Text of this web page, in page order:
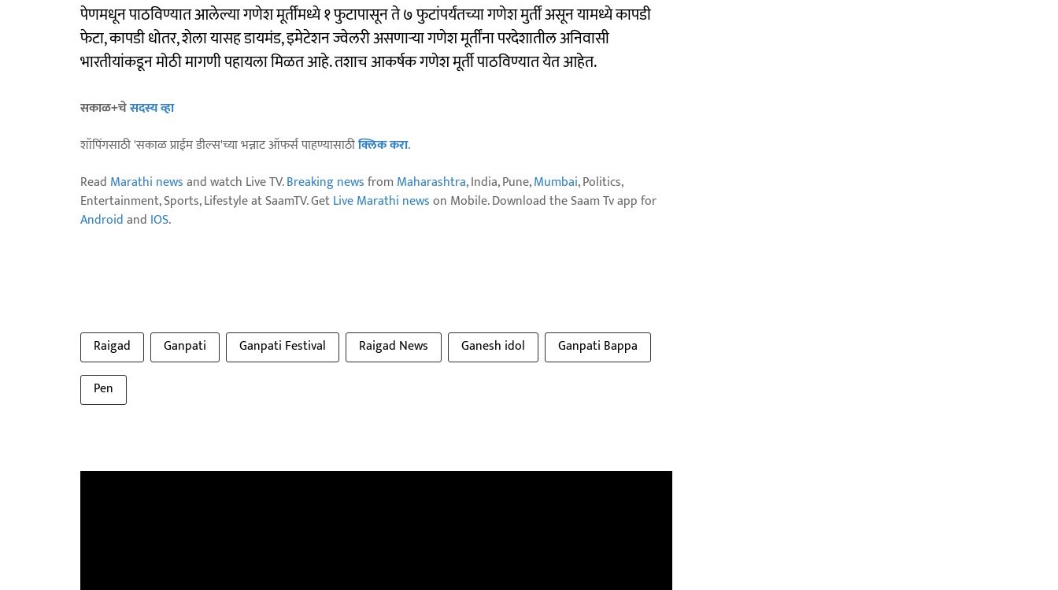
पेणमधून पाठविण्यात आलेल्या गणेश मूर्तींमध्ये १ फुटापासून ते ७ फुटांपर्यंतच्या गणेश मुर्तीं असून यामध्ये कापडी
फेटा, कापडी धोतर, शेला यासह डायमंड, इमेटेशन ज्वेलरी असणाऱ्या गणेश मूर्तींना परदेशातील अनिवासी
भारतीयांकडून मोठी मागणी पहायला मिळत आहे. तशाच आकर्षक गणेश मूर्ती पाठविण्यात येत आहेत.
सकाळ+चेसदस्य व्हा
शॉपिंगसाठी 'सकाळ प्राईम डील्स'च्या भन्नाट ऑफर्स पाहण्यासाठीक्लिक करा.
Read Marathi newsand watch Live TV.Breaking newsfrom Maharashtra, India, Pune,Mumbai, Politics,
Entertainment, Sports, Lifestyle at SaamTV. GetLive Marathi newson Mobile. Download the Saam Tv app for
Androidand IOS.
Raigad Ganpati Ganpati Festival Raigad News Ganesh idol
Ganpati Bappa
Pen